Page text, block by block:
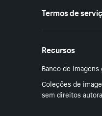
MaisTermos de
Recursos
Banco de imagens
Coleções de
sem direitos